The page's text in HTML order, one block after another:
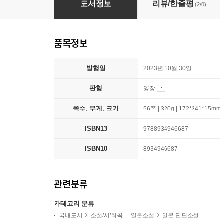
도서정보 리뷰/한줄평 (2/0)
품목정보
발행일 2023년 10월 30일
판형 양장
쪽수, 무게, 크기 56쪽 | 320g |
ISBN13 9788934946687
ISBN10 8934946687
관련분류
카테고리 분류
국내도서 소설/시/희곡 일본소설 일본 단편소설